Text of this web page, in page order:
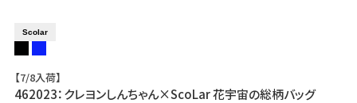
Scolar
【7/8入荷】
462023：クレヨンしんちゃん×ScoLar 花宇宙の総柄バッグ